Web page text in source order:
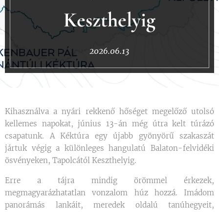
Keszthelyig
2026.06.13
Kihasználva a nyári rekkenő hőséget megelőző utolsó
kellemes napokat, június 13-án még útra kelt túrázó
csapatunk. A Kéktúra egy újabb gyönyörű szakaszát
jártuk végig a különleges hangulatú Balaton-felvidéki
ösvényeken, Tapolcától Keszthelyig.
Erre a tájra mindig örömmel érkezek,
megmagyarázhatatlan vonzalom húz hozzá. Imádom
panorámás lankáit, meredek oldalú tanúhegyeit,